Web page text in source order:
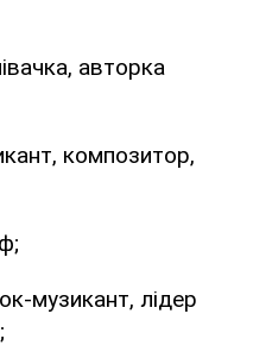
авторка
композитор,
музикант, лідер